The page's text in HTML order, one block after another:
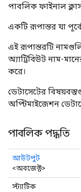
পাবলিক ফাইনাল
একটি রূপান্তর যা
এই রূপান্তরটি
অ্যাট্রিবিউট নাম-
করে।
ডেটাসেটের
অপ্টিমাইজেশন
পাবলিক পদ্ধতি
আউটপুট
<অবজেক্ট>
স্ট্যাটিক